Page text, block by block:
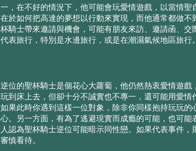
⼀，在不好的情況下，他可能會玩愛情遊戲，以當情聖
在於如何把⾼達的夢想以⾏動來實現，⽽他通常都做不
杯騎⼠帶來邀請與機會，可能有朋友來訪、邀請函、交
代表旅⾏，特別是⽔邊旅⾏，或是在潮濕氣候地區旅⾏。
逆位的聖杯騎⼠是個花⼼⼤蘿蔔，他仍然熱衷愛情遊戲
玩到床上去，但卻⼗分不誠實也不專⼀，還可能⽤愛情
如果此時你遇到這樣⼀位對象，除⾮你同樣抱持玩玩的
⼼。另⼀⽅⾯，有為了逃避現實⽽成瘾的可能，也可能
⼈認為聖杯騎⼠逆位可能暗⽰同性戀。如果代表事件，
審慎看待。